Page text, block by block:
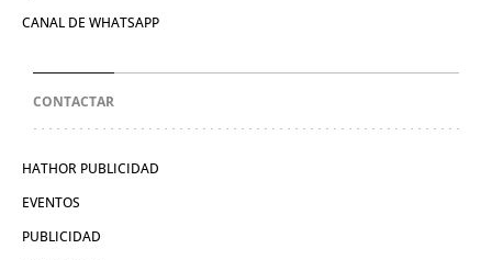
CANAL DE WHATSAPP
CONTACTAR
HATHOR PUBLICIDAD
EVENTOS
PUBLICIDAD